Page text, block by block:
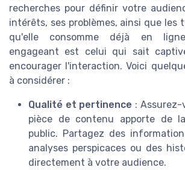
recherches pour définir votre
intérêts, ses problèmes, ainsi que les
qu'elle consomme déjà en
engageant est celui qui sait
encourager l'interaction. Voici
à considérer :
Qualité et pertinence : Assurez-
pièce de contenu apporte de
public. Partagez des
analyses perspicaces ou des
directement à votre audience.